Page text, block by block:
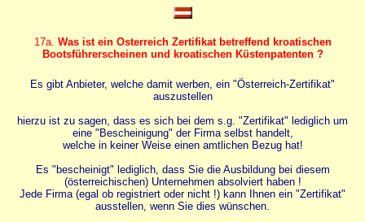
17a. Was ist ein Osterreich Zertifikat betreffend kroatischen
Bootsführerscheinen und kroatischen Küstenpatenten ?
Es gibt Anbieter, welche damit werben, ein "Österreich-Zertifikat"
auszustellen
hierzu ist zu sagen, dass es sich bei dem s.g. "Zertifikat" lediglich um
eine "Bescheinigung" der Firma selbst handelt,
welche in keiner Weise einen amtlichen Bezug hat!
Es "bescheinigt" lediglich, dass Sie die Ausbildung bei diesem
(österreichischen) Unternehmen absolviert haben !
Jede Firma (egal ob registriert oder nicht !) kann Ihnen ein "Zertifikat"
ausstellen, wenn Sie dies wünschen.